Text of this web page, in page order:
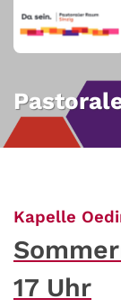
Zum Inhalt
Kapelle
17 Uhr